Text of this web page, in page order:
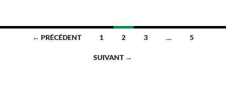
Navigation
← PRÉCÉDENT 1 2 3 … 5
SUIVANT →